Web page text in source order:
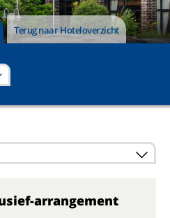
Terug naar Hoteloverzicht
arrangement